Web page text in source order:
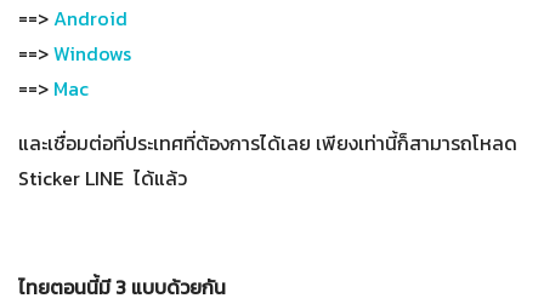
==>Android
==>Windows
==> Mac
และเชื่อมต่อที่ประเทศที่ต้องการได้เลย เพียงเท่านี้ก็สามารถโหลด
Sticker LINE ได้แล้ว
ไทยตอนนี้มี 3 แบบด้วยกัน